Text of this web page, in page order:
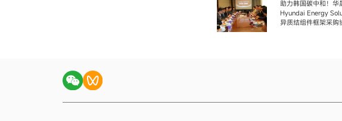
助力韩国碳中和！华
Hyundai Energy
异质结组件框架采购